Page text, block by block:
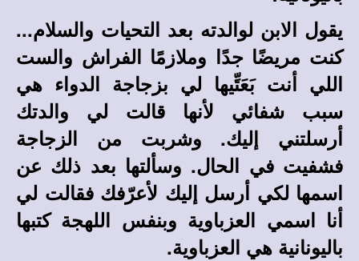
يقول الابن لوالدته بعد التحيات والسلام...
كنت مريضًا جدًا وملازمًا الفراش والست
اللي أنت بَعَتِّيها لي بزجاجة الدواء هي
سبب شفائي لأنها قالت لي والدتك
أرسلتني إليك. وشربت من الزجاجة
فشفيت في الحال. وسألتها بعد ذلك عن
اسمها لكي أرسل إليك لأعرّفك فقالت لي
أنا اسمي العزباوية وبنفس اللهجة كتبها
باليونانية هي العزباوية.